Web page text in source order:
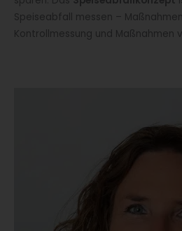
Speiseabfall messen –
Kontrollmessung und Maßnahmen